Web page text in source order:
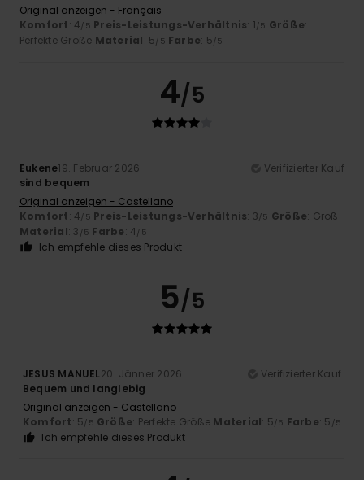
Original anzeigen - Français
Komfort: 4/5 Preis-Leistungs-Verhältnis: 1/5 Größe:
Perfekte Größe Material: 5/5 Farbe: 5/5
4/5
Eukene19. Februar 2026
Verifizierter Kauf
sind bequem
Original anzeigen - Castellano
Komfort: 4/5 Preis-Leistungs-Verhältnis: 3/5 Größe: Groß
Material: 3 /5 Farbe: 4/5
Ich empfehle dieses Produkt
5/5
JESUS MANUEL20. Jänner 2026
Verifizierter Kauf
Bequem und langlebig
Original anzeigen - Castellano
Komfort: 5/5 Größe: Perfekte Größe Material: 5/5 Farbe: 5 /5
Ich empfehle dieses Produkt